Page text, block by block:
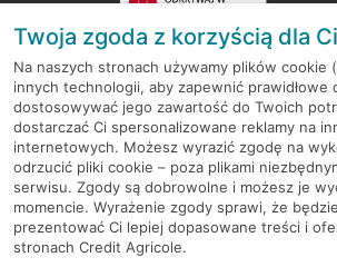
RODO
Regulamin serwisu
Mapa serwisu
PolitykaCookies
Twoja zgoda z korzyścią dla
Na naszych stronach używamy plików cookie
innych technologii, aby zapewnić prawidłowe
dostosowywać jego zawartość do Twoich
dostarczać Ci spersonalizowane reklamy na
internetowych. Możesz wyrazić zgodę na
odrzucić pliki cookie – poza plikami
serwisu. Zgody są dobrowolne i możesz je
momencie. Wyrażenie zgody sprawi, że
prezentować Ci lepiej dopasowane treści i
stronach Credit Agricole.